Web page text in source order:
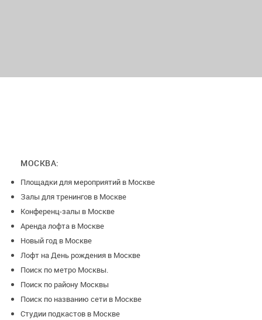
МОСКВА:
Площадки для мероприятий в Москве
Залы для тренингов в Москве
Конференц-залы в Москве
Аренда лофта в Москве
Новый год в Москве
Лофт на День рождения в Москве
Поиск по метро Москвы.
Поиск по району Москвы
Поиск по названию сети в Москве
Студии подкастов в Москве